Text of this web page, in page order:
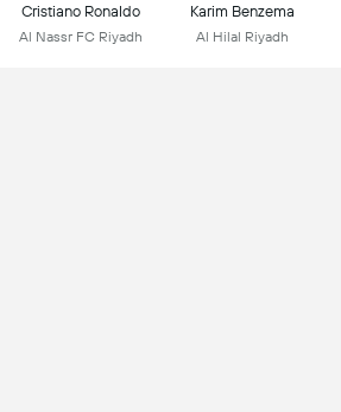
Cristiano Ronaldo
Al Nassr FC Riyadh
Karim Benzema
Al Hilal Riyadh